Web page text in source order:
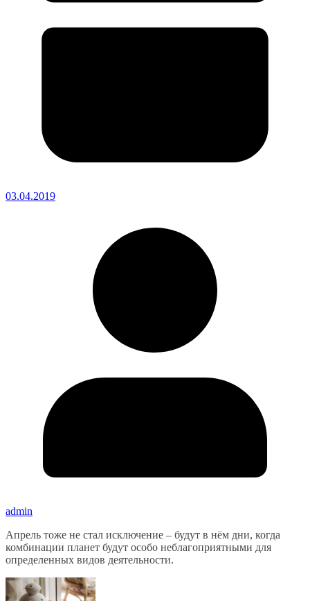
03.04.2019
admin
Апрель тоже не стал исключение – будут в нём дни, когда
комбинации планет будут особо неблагоприятными для
определенных видов деятельности.